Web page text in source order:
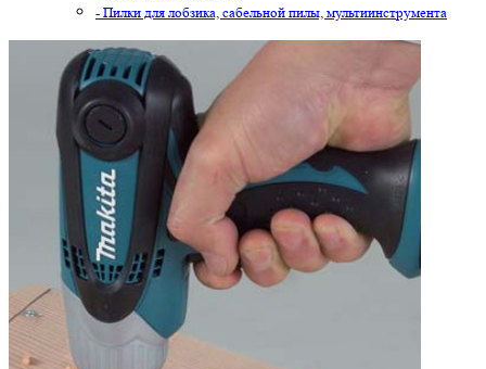
- Пилки для лобзика, сабельной пилы, мультиинструмента